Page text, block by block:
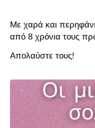
Με χαρά και
από 8 χρόνια τους
Απολαύστε τους!